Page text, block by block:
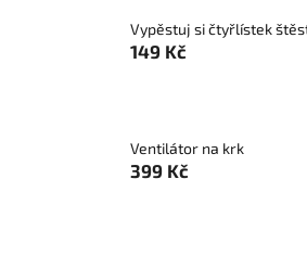
Vypěstuj si čtyřlístek
149 Kč
Ventilátor na krk
399 Kč